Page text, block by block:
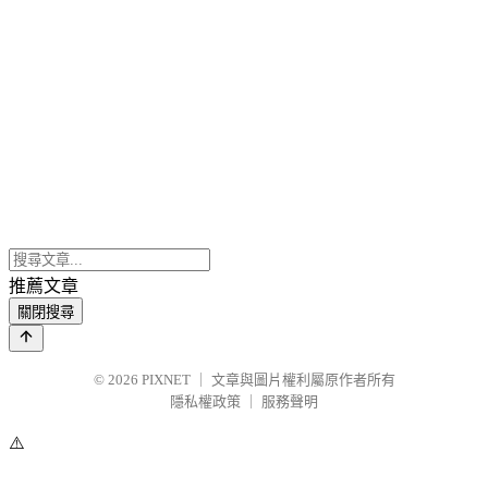
推薦文章
關閉搜尋
© 2026 PIXNET
文章與圖片權利屬原作者所有
隱私權政策
服務聲明
⚠️